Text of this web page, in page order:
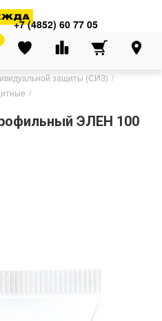
+7 (4852) 60 77 05
защиты (СИЗ)
ЭЛЕН 100